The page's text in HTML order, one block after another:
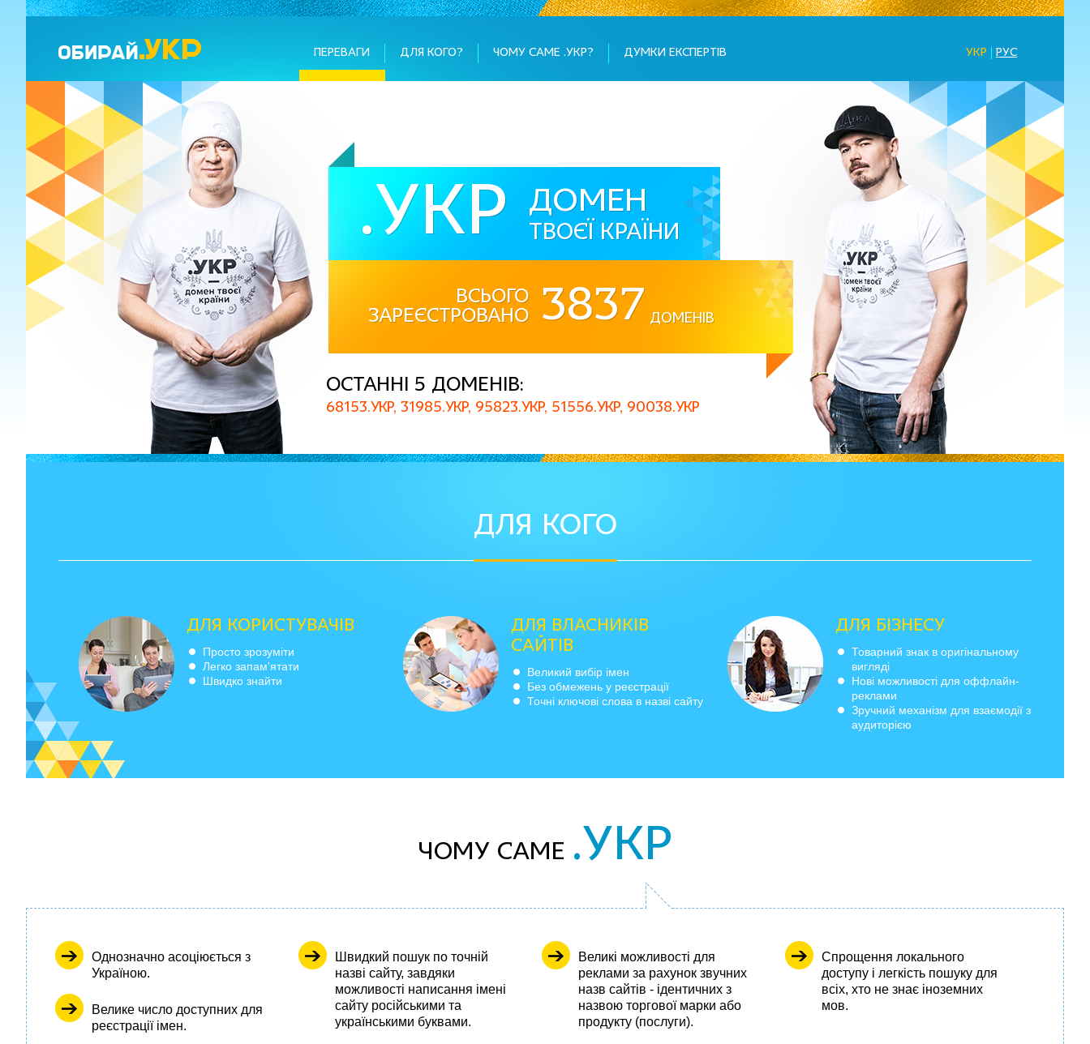
ПЕРЕВАГИ ДЛЯ КОГО? ЧОМУ САМЕ .УКР? ДУМКИ ЕКСПЕРТІВ УКР Рус
.УКР ДОМЕН
ТВОЄЇ КРАЇНИ
Всього
зареєстровано
3837 ДОМЕНІВ
Останні 5 доменів:
68153.укр 31985.укр 95823.укр 51556.укр 90038.укр
ДЛЯ КОГО
ДЛЯ КОРИСТУВАЧІВ
Просто зрозуміти
Легко запам'ятати
Швидко знайти
ДЛЯ ВЛАСНИКІВ
САЙТІВ
Великий вибір імен
Без обмежень у реєстрації
Точні ключові слова в назві сайту
ДЛЯ БІЗНЕСУ
Товарний знак в оригінальному
вигляді
Нові можливості для оффлайн-
реклами
Зручний механізм для взаємодії з
аудиторією
Чому саме .УКР
Однозначно асоціюється з
Україною.
Велике число доступних для
реєстрації імен.
Швидкий пошук по точній
назві сайту, завдяки
можливості написання імені
сайту російськими та
українськими буквами.
Великі можливості для
реклами за рахунок звучних
назв сайтів - ідентичних з
назвою торгової марки або
продукту (послуги).
Спрощення локального
доступу і легкість пошуку для
всіх, хто не знає іноземних
мов.